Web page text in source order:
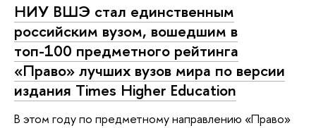
НИУ ВШЭ стал единственным
российским вузом, вошедшим в
топ-100 предметного рейтинга
«Право» лучших вузов мира по версии
издания Times Higher Education
В этом году по предметному направлению «Право»